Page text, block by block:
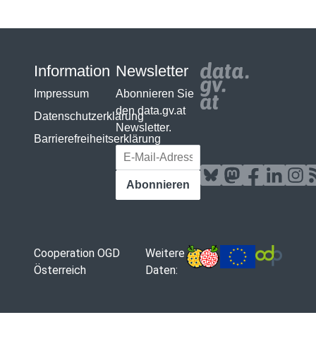
Information
Impressum
Datenschutzerklärung
Barrierefreiheitserklärung
Newsletter
Abonnieren Sie
den data.gv.at
Newsletter.
E-Mail-Adresse
Abonnieren
Cooperation OGD
Österreich
Weitere
Daten: